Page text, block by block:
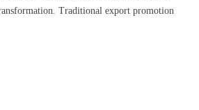
Traditional export promotion